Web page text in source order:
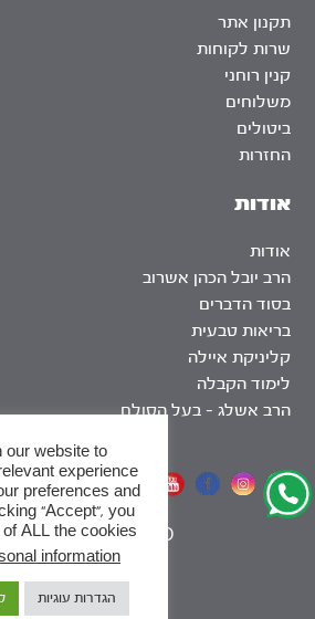
אודות
אודות
הרב יובל הכהן אשרוב
בסוד הדברים
בריאות טבעית
קליניקת איילה
לימוד הקבלה
הרב אשלג – בעל הסולם
תקנון אתר
שרות לקוחות
קנין רוחני
משלוחים
ביטולים
החזרות
אתר שומר
SEO
|
our website to
experience
preferences and
“Accept”, you
ALL the cookies.
information
הגדרות עוגיות
x